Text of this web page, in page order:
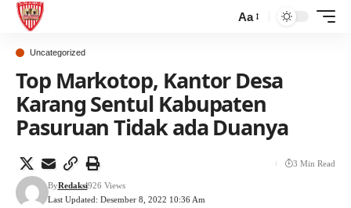
Aa
Uncategorized
Top Markotop, Kantor Desa
Karang Sentul Kabupaten
Pasuruan Tidak ada Duanya
Last Updated: Desember 8, 2022 10:36 Am
ByRedaksi926 Views
3 Min Read